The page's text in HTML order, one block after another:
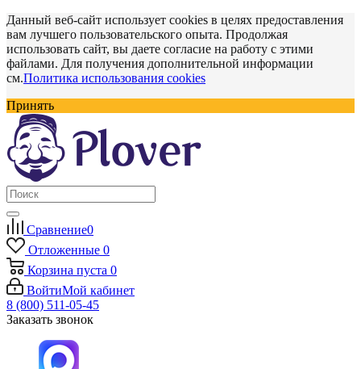
Данный веб-сайт использует cookies в целях предоставления
вам лучшего пользовательского опыта. Продолжая
использовать сайт, вы даете согласие на работу с этими
файлами. Для получения дополнительной информации
см.Политика использования cookies
Принять
Сравнение0
Отложенные 0
Корзина пуста 0
ВойтиМой кабинет
8 (800) 511-05-45
Заказать звонок